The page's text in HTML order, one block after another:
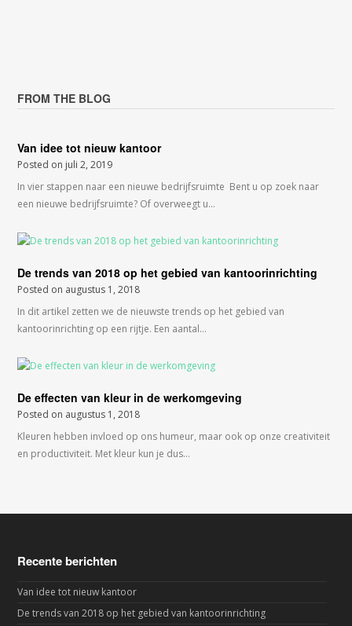
FROM THE BLOG
Van idee tot nieuw kantoor
Posted on juli 2, 2019
In vier stappen naar een nieuwe bedrijfsruimte Bent u op zoek naar
een nieuwe bedrijfsruimte? Of overweegt u…
De trends van 2018 op het gebied van kantoorinrichting
Posted on augustus 1, 2018
In dit artikel zetten we de nieuwste trends op het gebied van
kantoorinrichting op een rijtje. Een aantal…
De effecten van kleur in de werkomgeving
Posted on augustus 1, 2018
Kleuren hebben invloed op ons humeur, maar ook op onze creativiteit
en productiviteit. Met kleur kun je dus…
Recente berichten
Van idee tot nieuw kantoor
De trends van 2018 op het gebied van kantoorinrichting